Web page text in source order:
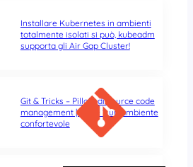
Installare Kubernetes in ambienti
totalmente isolati si può, kubeadm
supporta gli Air Gap Cluster!
Git & Tricks – Pillole di source code
management | Parte 1: un ambiente
confortevole